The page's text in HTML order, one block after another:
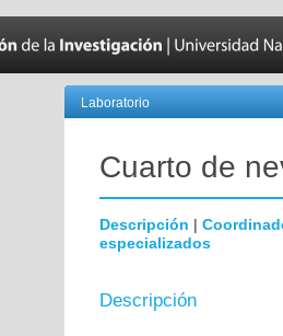
Laboratorio
Cuarto de
Descripción |
especializados
Descripción